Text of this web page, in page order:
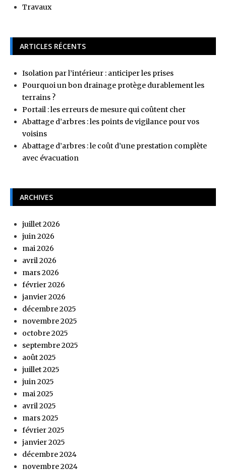
Travaux
ARTICLES RÉCENTS
Isolation par l’intérieur : anticiper les prises
Pourquoi un bon drainage protège durablement les
terrains ?
Portail : les erreurs de mesure qui coûtent cher
Abattage d’arbres : les points de vigilance pour vos
voisins
Abattage d’arbres : le coût d’une prestation complète
avec évacuation
ARCHIVES
juillet 2026
juin 2026
mai 2026
avril 2026
mars 2026
février 2026
janvier 2026
décembre 2025
novembre 2025
octobre 2025
septembre 2025
août 2025
juillet 2025
juin 2025
mai 2025
avril 2025
mars 2025
février 2025
janvier 2025
décembre 2024
novembre 2024